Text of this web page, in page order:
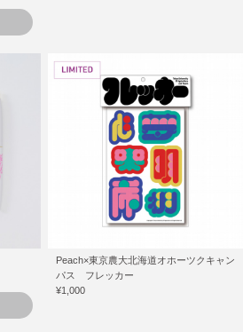
Peach×東京農大北海道オホーツクキャン
パス フレッカー
¥1,000